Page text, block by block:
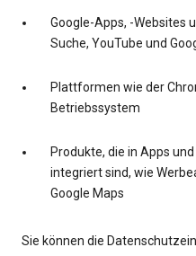
Google-Apps, -Websites
Suche, YouTube und
Plattformen wie der
Betriebssystem
Produkte, die in Apps
integriert sind, wie
Google Maps
Sie können die